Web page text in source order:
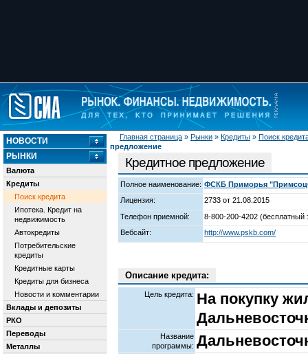
Главная страница » Рынки » Кредиты » Поиск
предложение
НОВОСТИ
РЫНКИ
Валюта
Кредиты
Поиск кредита
Ипотека. Кредит на
недвижимость
Автокредиты
Потребительские
кредиты
Кредитные карты
Кредиты для бизнеса
Новости и комментарии
Вклады и депозиты
РКО
Переводы
Металлы
Кредитное предложение
Полное наименование: ФСКБ Приморья
Лицензия:
2733 от 21.08.2015
Телефон приемной:
8-800-200-4202 (бесплатный
Вебсайт:
http://www.pskb.com/
Описание кредита:
Цель кредита: На покупку
Название
программы: